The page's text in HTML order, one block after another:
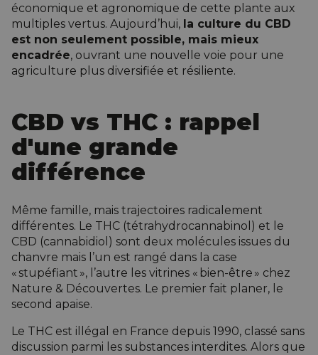
économique et agronomique de cette plante aux
multiples vertus. Aujourd’hui, la culture du CBD
est non seulement possible, mais mieux
encadrée, ouvrant une nouvelle voie pour une
agriculture plus diversifiée et résiliente.
CBD vs THC : rappel
d'une grande
différence
Même famille, mais trajectoires radicalement
différentes. Le THC (tétrahydrocannabinol) et le
CBD (cannabidiol) sont deux molécules issues du
chanvre mais l’un est rangé dans la case
« stupéfiant », l’autre les vitrines « bien-être » chez
Nature & Découvertes. Le premier fait planer, le
second apaise.
Le THC est illégal en France depuis 1990, classé sans
discussion parmi les substances interdites. Alors que